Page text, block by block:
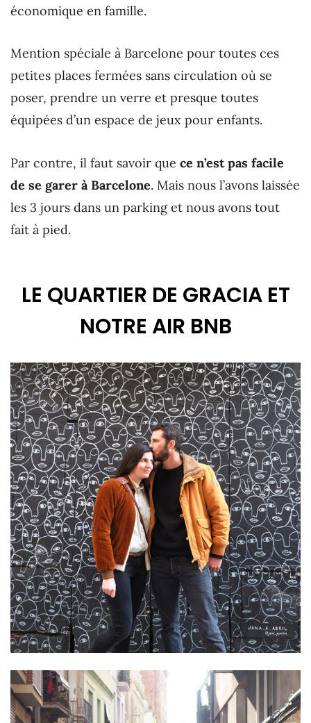
économique en famille.
Mention spéciale à Barcelone pour toutes ces
petites places fermées sans circulation où se
poser, prendre un verre et presque toutes
équipées d’un espace de jeux pour enfants.
Par contre, il faut savoir que ce n’est pas facile
de se garer à Barcelone. Mais nous l’avons laissée
les 3 jours dans un parking et nous avons tout
fait à pied.
LE QUARTIER DE GRACIA ET
NOTRE AIR BNB